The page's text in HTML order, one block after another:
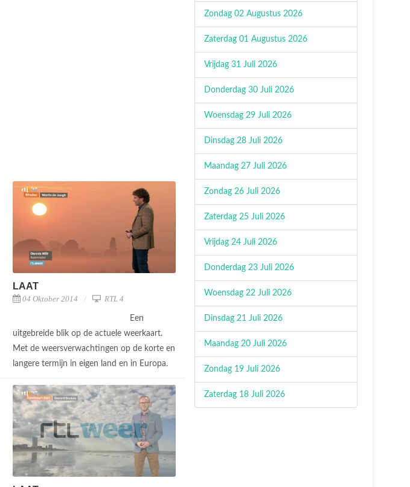
LAAT
04 Oktober 2014 RTL 4
Een
uitgebreide blik op de actuele weerkaart.
Met de weersverwachtingen op de korte en
langere termijn in eigen land en in Europa.
Zondag 02 Augustus 2026
Zaterdag 01 Augustus 2026
Vrijdag 31 Juli 2026
Donderdag 30 Juli 2026
Woensdag 29 Juli 2026
Dinsdag 28 Juli 2026
Maandag 27 Juli 2026
Zondag 26 Juli 2026
Zaterdag 25 Juli 2026
Vrijdag 24 Juli 2026
Donderdag 23 Juli 2026
Woensdag 22 Juli 2026
Dinsdag 21 Juli 2026
Maandag 20 Juli 2026
Zondag 19 Juli 2026
Zaterdag 18 Juli 2026